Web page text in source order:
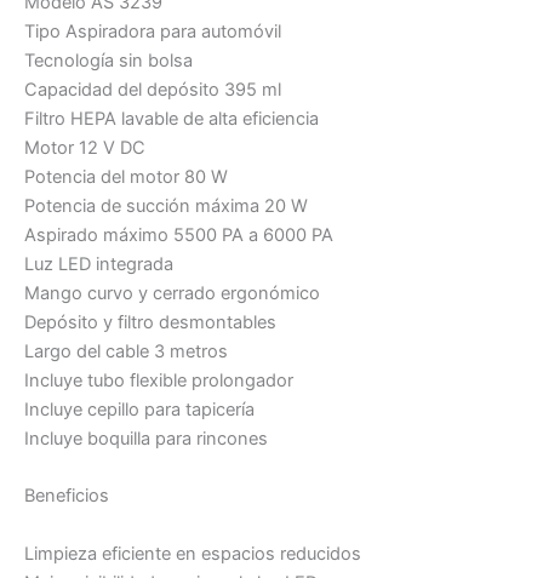
Tipo Aspiradora para automóvil
Tecnología sin bolsa
Capacidad del depósito 395 ml
Filtro HEPA lavable de alta eficiencia
Motor 12 V DC
Potencia del motor 80 W
Potencia de succión máxima 20 W
Aspirado máximo 5500 PA a 6000 PA
Luz LED integrada
Mango curvo y cerrado ergonómico
Depósito y filtro desmontables
Largo del cable 3 metros
Incluye tubo flexible prolongador
Incluye cepillo para tapicería
Incluye boquilla para rincones
Beneficios
Limpieza eficiente en espacios reducidos